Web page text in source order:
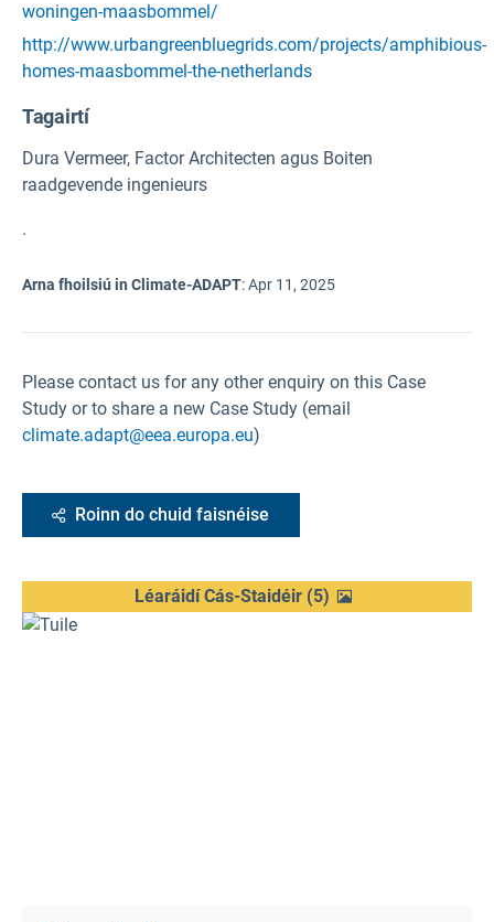
woningen-maasbommel/
http://www.urbangreenbluegrids.com/projects/amphibious-
homes-maasbommel-the-netherlands
Tagairtí
Dura Vermeer, Factor Architecten agus Boiten
raadgevende ingenieurs
.
Arna fhoilsiú in Climate-ADAPT:Apr 11, 2025
Please contact us for any other enquiry on this Case
Study or to share a new Case Study (email
climate.adapt@eea.europa.eu)
Roinn do chuid faisnéise
Léaráidí Cás-Staidéir (5)